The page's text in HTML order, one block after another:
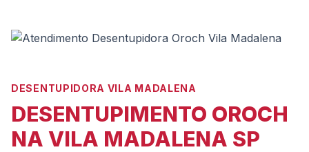
DESENTUPIDORA VILA MADALENA
DESENTUPIMENTO OROCH
NA VILA MADALENA SP